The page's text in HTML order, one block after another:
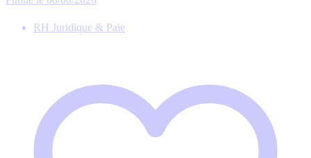
RH Juridique & Paie